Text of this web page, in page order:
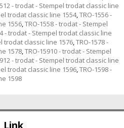
- trodat - Stempel trodat classic line
trodat classic line 1554,TRO-1556 -
1556,TRO-1558 - trodat - Stempel
- trodat - Stempel trodat classic line
trodat classic line 1576,TRO-1578 -
1578,TRO-15910 - trodat - Stempel
- trodat - Stempel trodat classic line
trodat classic line 1596,TRO-1598 -
1598